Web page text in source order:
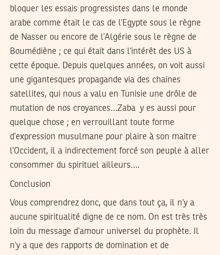
bloquer les essais progressistes dans le monde
arabe comme était le cas de l’Egypte sous le règne
de Nasser ou encore de l’Algérie sous le règne de
Boumédiène ; ce qui était dans l’intérêt des US à
cette époque. Depuis quelques années, on voit aussi
une gigantesques propagande via des chaines
satellites, qui nous a valu en Tunisie une drôle de
mutation de nos croyances…Zaba y es aussi pour
quelque chose ; en verrouillant toute forme
d’expression musulmane pour plaire à son maitre
l’Occident, il a indirectement forcé son peuple à aller
consommer du spirituel ailleurs….
Conclusion
Vous comprendrez donc, que dans tout ça, il n’y a
aucune spiritualité digne de ce nom. On est très très
loin du message d’amour universel du prophète. Il
n’y a que des rapports de domination et de